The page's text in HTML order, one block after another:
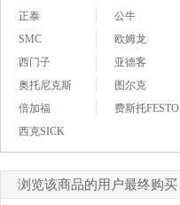
正泰
公牛
SMC
欧姆龙
西门子
亚德客
奥托尼克斯
图尔克
倍加福
费斯托FESTO
西克SICK
浏览该商品的用户最终购买